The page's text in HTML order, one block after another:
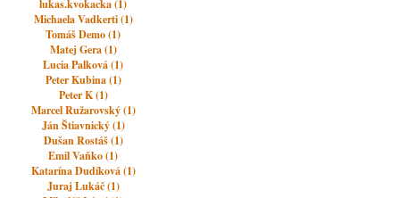
lukas.kvokacka (1)
Michaela Vadkerti (1)
Tomáš Demo (1)
Matej Gera (1)
Lucia Palková (1)
Peter Kubina (1)
Peter K (1)
Marcel Ružarovský (1)
Ján Štiavnický (1)
Dušan Rostáš (1)
Emil Vaňko (1)
Katarína Dudíková (1)
Juraj Lukáč (1)